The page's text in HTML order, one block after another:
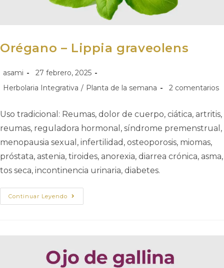
Orégano – Lippia graveolens
asami
27 febrero, 2025
Herbolaria Integrativa / Planta de la semana 2 comentarios
Uso tradicional: Reumas, dolor de cuerpo, ciática, artritis,
reumas, reguladora hormonal, síndrome premenstrual,
menopausia sexual, infertilidad, osteoporosis, miomas,
próstata, astenia, tiroides, anorexia, diarrea crónica, asma,
tos seca, incontinencia urinaria, diabetes.
Continuar Leyendo